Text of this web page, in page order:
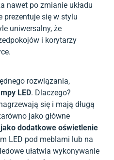
nawet po zmianie układu
prezentuje się w stylu
uniwersalny, że
i korytarzy
rozwiązania,
LED. Dlaczego?
się i mają długą
jako główne
dodatkowe oświetlenie
LED pod meblami lub na
ułatwia wykonywanie